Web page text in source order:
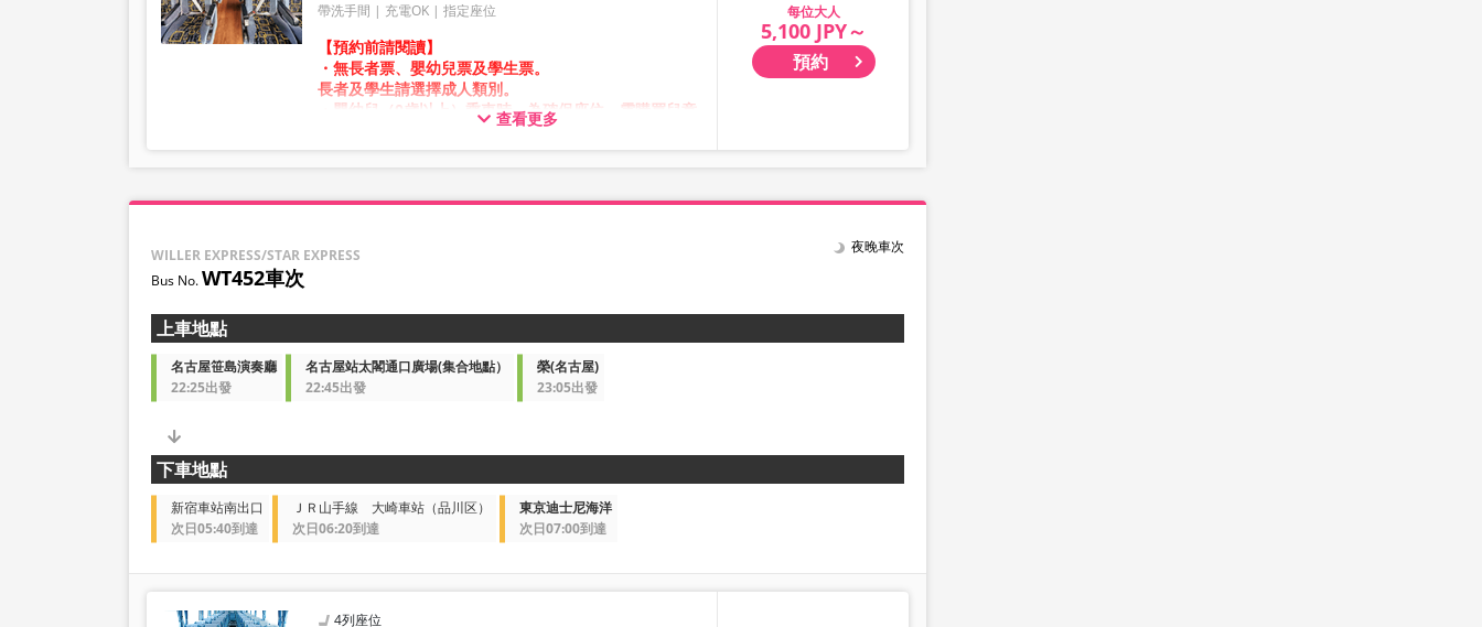
帶洗手間 充電OK 指定座位
【預約前請閱讀】
・無長者票、嬰幼兒票及學生票。
長者及學生請選擇成人類別。
・嬰幼兒（0歲以上）乘車時，為確保座位，需購買兒童
嬰幼兒請選擇兒童類別。
・價格將依銷售日期及班次隨時變動。預約前請確認購買
查看更多
大人
5,100 JPY～
預約
WILLER EXPRESS/STAR EXPRESS
WT452車次
夜晚車次
上車地點
名古屋笹島演奏廳
22:25出發
名古屋站太閣通口廣場(集合地點）
22:45出發
榮(名古屋)
23:05出發
下車地點
新宿車站南出口
次日05:40到達
ＪＲ山手線 大崎車站（品川区）
次日06:20到達
東京迪士尼海洋
次日07:00到達
4列座位